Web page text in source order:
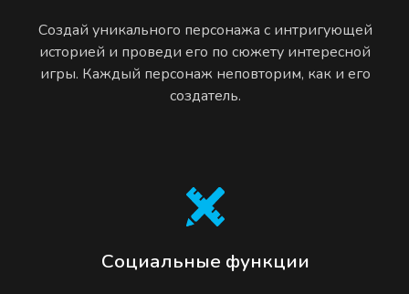
Создай уникального персонажа с интригующей
историей и проведи его по сюжету интересной
игры. Каждый персонаж неповторим, как и его
создатель.
Социальные функции